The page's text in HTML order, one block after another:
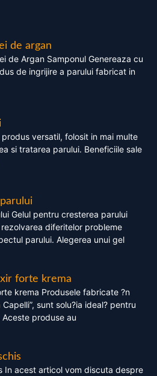
de argan
de Argan Samponul Genereaza cu
de ingrijire a parului fabricat in
versatil, folosit in mai multe
si tratarea parului. Beneficiile sale
Gelul pentru cresterea parului
diferitelor probleme
parului. Alegerea unui gel
forte krema
krema Produsele fabricate ?n
sunt solu?ia ideal? pentru
produse au
In acest articol vom discuta despre